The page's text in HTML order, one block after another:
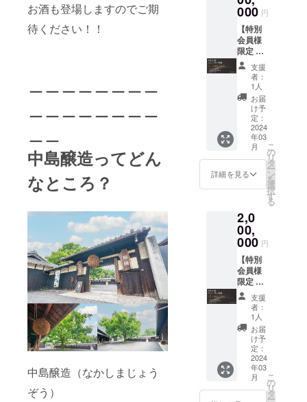
お酒も登場しますのでご期
待ください！！
中島醸造ってどん
なところ？
中島醸造（なかしまじょう
ぞう）
す。
（サイ
ズ：M
サイ
ズ）
別ご招
待 ・HP
にクレ
ジット
記載 ※
掲載期
間：HP
が存続
する限
り掲載
しま
す。 ※
テキス
トでの
掲載に
なりま
す。※ロ
ゴデザ
添付可
能で
す。
（サイ
ズ：Lサ
イズ）
・PVに
クレ
ジット
記載
000 円
【特別
会員様
限定 ス
ポン
サー登
録】 ・
会員権
の発行
（常時
10％OF
F/有効
期間：
2024.4.
1〜
2025.4.
1） ・
限定の
イベン
トに特
別ご招
待 ・HP
にクレ
ジット
記載 ※
掲載期
間：HP
が存続
する限
り掲載
しま
す。 ※
テキス
ト又は
支援
者：
1人
お届
け予
定：
2024
年03
月
詳細を見る
こ
の
リ
タ
ー
ン
を
選
択
す
る
2,0
00,
000 円
【特別
会員様
限定 ス
ポン
サー登
録】 ・
会員権
の発行
（常時
10％OF
F/有効
期間：
2024.4.
支援
者：
1人
お届
け予
定：
2024
年03
月
こ
の
リ
タ
ー